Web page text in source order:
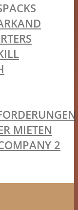
MIETEN
2